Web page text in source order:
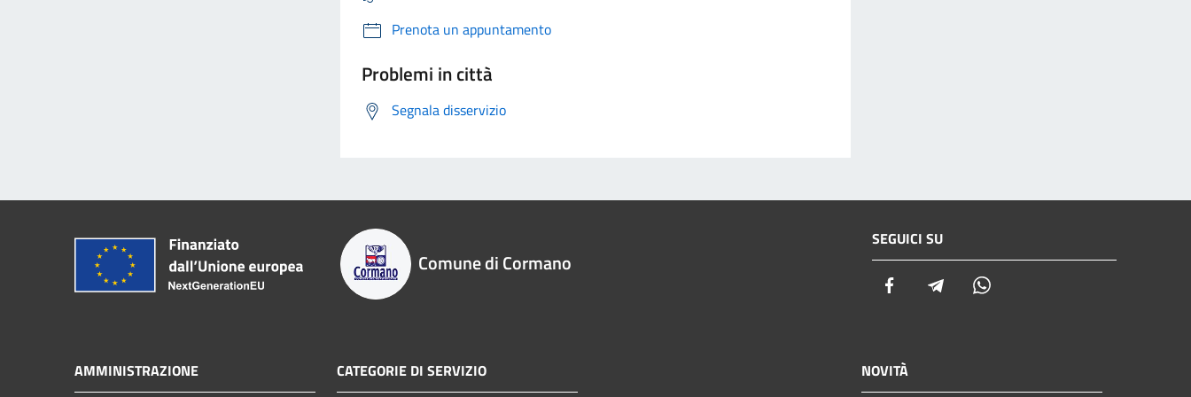
Prenota un appuntamento
Problemi in città
Segnala disservizio
Comune di Cormano
SEGUICI SU
Facebook Telegram
AMMINISTRAZIONE CATEGORIE DI SERVIZIO NOVITÀ